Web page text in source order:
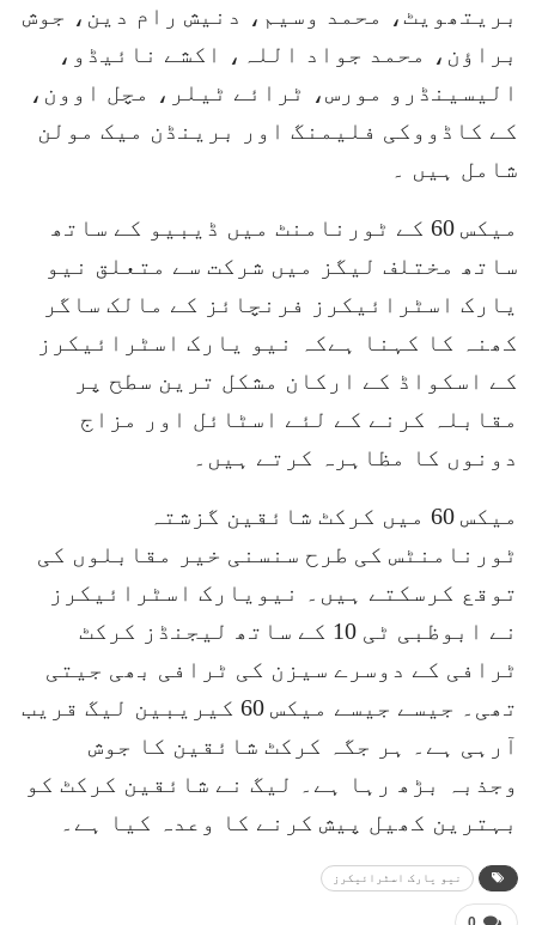
بریتھویٹ، محمد وسیم، دنیش رام دین، جوش
براؤن، محمد جواد اللہ، اکشے نائیڈو،
الیسینڈرو مورس، ٹرائے ٹیلر، مچل اوون،
کے کاڈووکی فلیمنگ اور برینڈن میک مولن
شامل ہیں ۔
میکس 60 کے ٹورنامنٹ میں ڈیبیو کے ساتھ
ساتھ مختلف لیگز میں شرکت سے متعلق نیو
یارک اسٹرائیکرز فرنچائز کے مالک ساگر
کھنہ کا کہنا ہےکہ نیو یارک اسٹرائیکرز
کے اسکواڈ کے ارکان مشکل ترین سطح پر
مقابلہ کرنے کے لئے اسٹائل اور مزاج
دونوں کا مظاہرہ کرتے ہیں۔
میکس 60 میں کرکٹ شائقین گزشتہ
ٹورنامنٹس کی طرح سنسنی خیر مقابلوں کی
توقع کرسکتے ہیں۔ نیویارک اسٹرائیکرز
نے ابوظبی ٹی 10 کے ساتھ لیجنڈز کرکٹ
ٹرافی کے دوسرے سیزن کی ٹرافی بھی جیتی
تھی۔ جیسے جیسے میکس 60 کیریبین لیگ قریب
آرہی ہے۔ ہر جگہ کرکٹ شائقین کا جوش
وجذبہ بڑھ رہا ہے۔ لیگ نے شائقین کرکٹ کو
بہترین کھیل پیش کرنے کا وعدہ کیا ہے۔
نیو یارک اسٹرائیکرز